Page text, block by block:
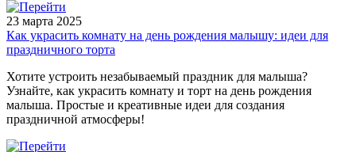
23 марта 2025
Как украсить комнату на день рождения малышу: идеи для
праздничного торта
Хотите устроить незабываемый праздник для малыша?
Узнайте, как украсить комнату и торт на день рождения
малыша. Простые и креативные идеи для создания
праздничной атмосферы!